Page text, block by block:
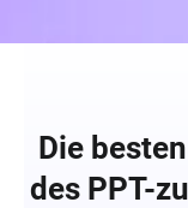
Die
des PPT-